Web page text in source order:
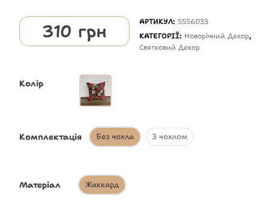
310 грн АРТИКУЛ: 5556033
КАТЕГОРІЇ: Новорічний Декор,
Святковий Декор
Колір
Комплектація Без чохла З чохлом
Матеріал Жаккард